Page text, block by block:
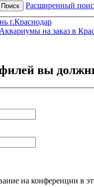
Поиск Расширенный
вы
на конференции в